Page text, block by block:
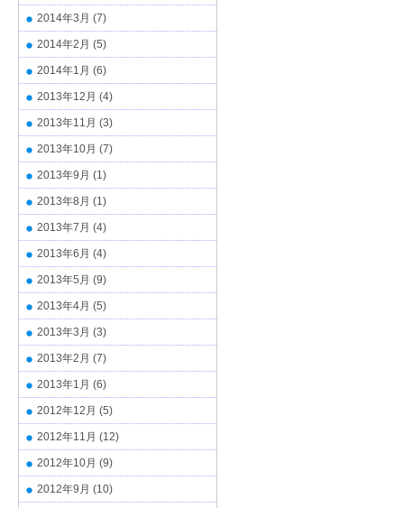
2014年3月 (7)
2014年2月 (5)
2014年1月 (6)
2013年12月 (4)
2013年11月 (3)
2013年10月 (7)
2013年9月 (1)
2013年8月 (1)
2013年7月 (4)
2013年6月 (4)
2013年5月 (9)
2013年4月 (5)
2013年3月 (3)
2013年2月 (7)
2013年1月 (6)
2012年12月 (5)
2012年11月 (12)
2012年10月 (9)
2012年9月 (10)